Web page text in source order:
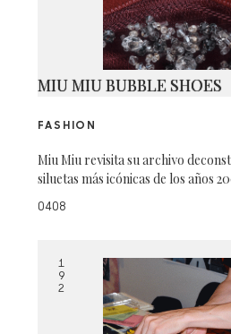
MIU MIU BUBBLE SHOES
FASHION
Miu Miu revisita su archivo
siluetas más icónicas de los años
0408
1
9
2